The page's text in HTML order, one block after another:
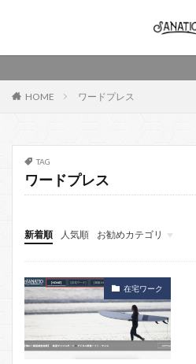
HOME ワードプレス
TAG
ワードプレス
新着順 人気順 お勧めカテゴリ
動画作成
動画
映像
作成
在宅ワーク